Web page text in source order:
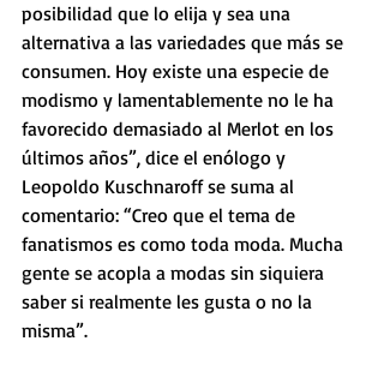
posibilidad que lo elija y sea una
alternativa a las variedades que más se
consumen. Hoy existe una especie de
modismo y lamentablemente no le ha
favorecido demasiado al Merlot en los
últimos años”, dice el enólogo y
Leopoldo Kuschnaroff se suma al
comentario: “Creo que el tema de
fanatismos es como toda moda. Mucha
gente se acopla a modas sin siquiera
saber si realmente les gusta o no la
misma”.